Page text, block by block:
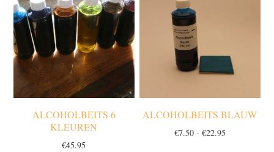
ALCOHOLBEITS 6
KLEUREN
€45.95
ALCOHOLBEITS BLAUW
€7.50 - €22.95Prijsklasse: